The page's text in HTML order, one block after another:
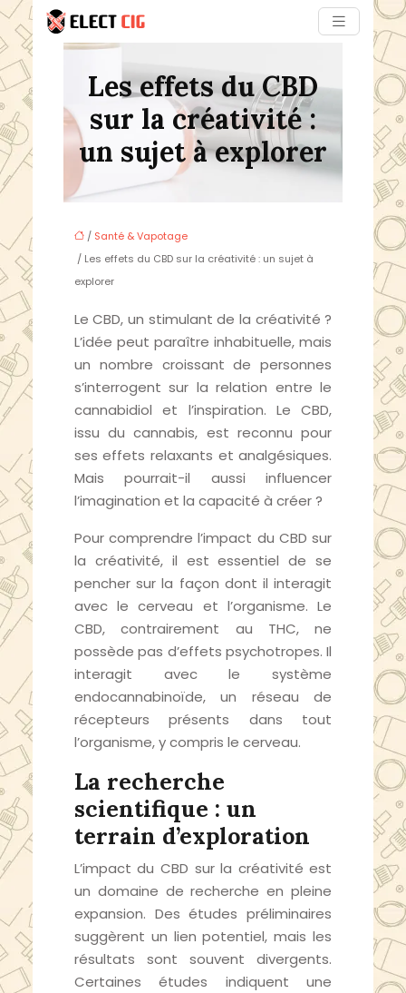
Les effets du CBD
sur la créativité :
un sujet à explorer
/ Santé & Vapotage
/ Les effets du CBD sur la créativité : un sujet à
explorer
Le CBD, un stimulant de la créativité ?
L’idée peut paraître inhabituelle, mais
un nombre croissant de personnes
s’interrogent sur la relation entre le
cannabidiol et l’inspiration. Le CBD,
issu du cannabis, est reconnu pour
ses effets relaxants et analgésiques.
Mais pourrait-il aussi influencer
l’imagination et la capacité à créer ?
Pour comprendre l’impact du CBD sur
la créativité, il est essentiel de se
pencher sur la façon dont il interagit
avec le cerveau et l’organisme. Le
CBD, contrairement au THC, ne
possède pas d’effets psychotropes. Il
interagit avec le système
endocannabinoïde, un réseau de
récepteurs présents dans tout
l’organisme, y compris le cerveau.
La recherche
scientifique : un
terrain d’exploration
L’impact du CBD sur la créativité est
un domaine de recherche en pleine
expansion. Des études préliminaires
suggèrent un lien potentiel, mais les
résultats sont souvent divergents.
Certaines études indiquent une